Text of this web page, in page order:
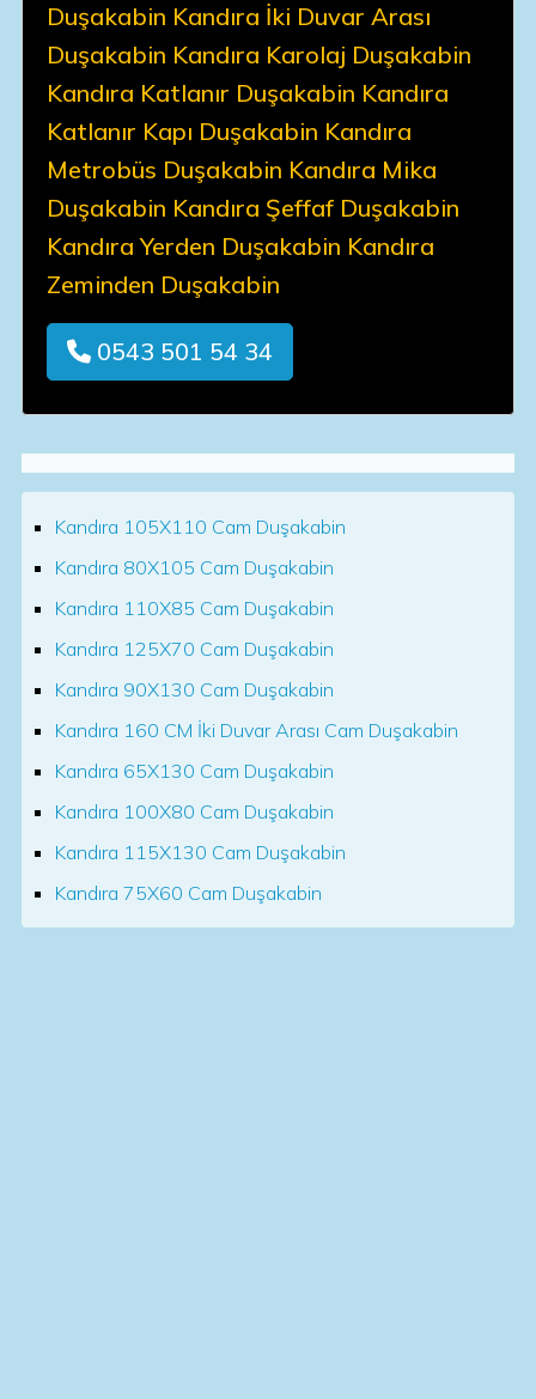
Duşakabin Kandıra İki Duvar Arası
Duşakabin Kandıra Karolaj Duşakabin
Kandıra Katlanır Duşakabin Kandıra
Katlanır Kapı Duşakabin Kandıra
Metrobüs Duşakabin Kandıra Mika
Duşakabin Kandıra Şeffaf Duşakabin
Kandıra Yerden Duşakabin Kandıra
Zeminden Duşakabin
0543 501 54 34
Kandıra 105X110 Cam Duşakabin
Kandıra 80X105 Cam Duşakabin
Kandıra 110X85 Cam Duşakabin
Kandıra 125X70 Cam Duşakabin
Kandıra 90X130 Cam Duşakabin
Kandıra 160 CM İki Duvar Arası Cam Duşakabin
Kandıra 65X130 Cam Duşakabin
Kandıra 100X80 Cam Duşakabin
Kandıra 115X130 Cam Duşakabin
Kandıra 75X60 Cam Duşakabin